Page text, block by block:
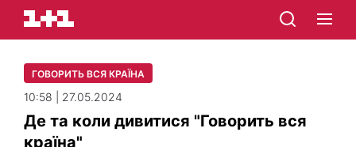
ГОВОРИТЬ ВСЯ КРАЇНА
10:58 | 27.05.2024
Де та коли дивитися "Говорить вся
країна"